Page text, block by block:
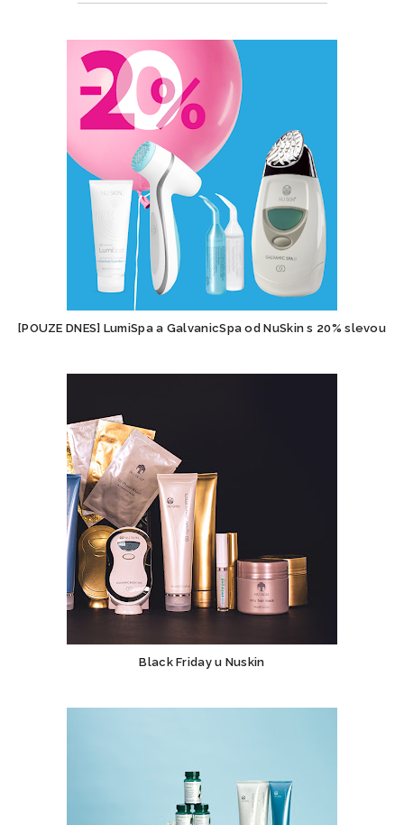
[POUZE DNES] LumiSpa a GalvanicSpa od NuSkin s 20% slevou
Black Friday u Nuskin